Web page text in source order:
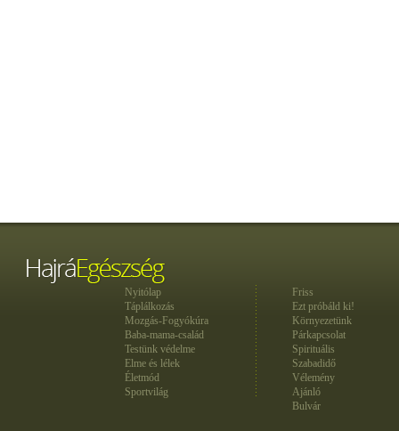
Nyitólap
Táplálkozás
Mozgás-Fogyókúra
Baba-mama-család
Testünk védelme
Elme és lélek
Életmód
Sportvilág
Friss
Ezt próbáld ki!
Környezetünk
Párkapcsolat
Spirituális
Szabadidő
Vélemény
Ajánló
Bulvár